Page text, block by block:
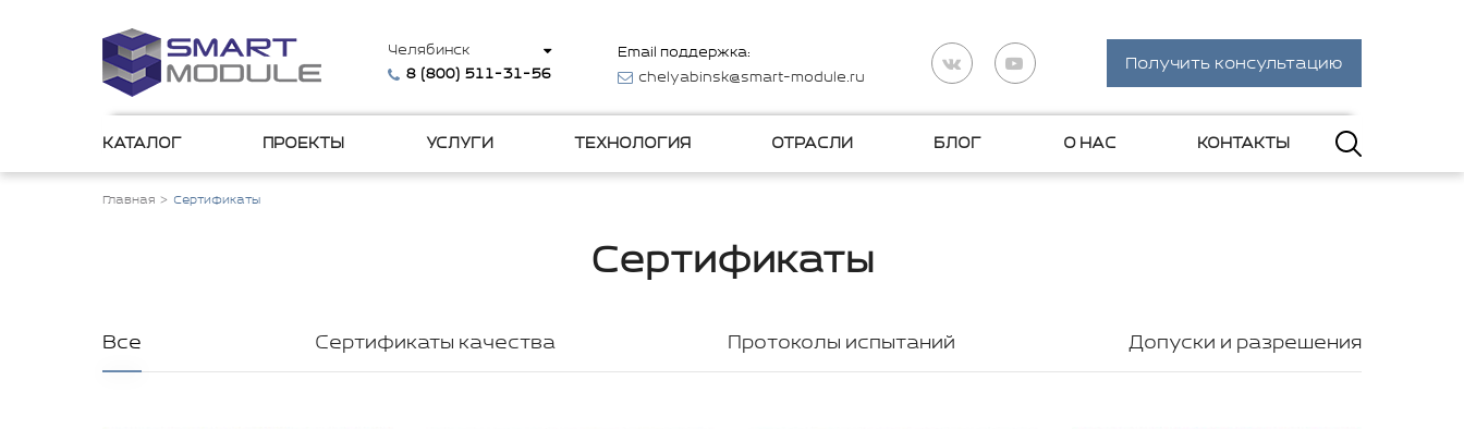
Челябинск
8 (800) 511-31-56
Email поддержка:
chelyabinsk@smart-module.ru
Получить консультацию
КАТАЛОГ ПРОЕКТЫ УСЛУГИ ТЕХНОЛОГИЯ ОТРАСЛИ БЛОГ О НАС КОНТАКТЫ
Главная Сертификаты
Сертификаты
Все Сертификаты качества Протоколы испытаний Допуски и разрешения